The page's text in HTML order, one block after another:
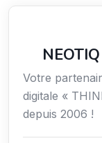
NEOTIQ
Votre
digitale «
depuis 2006 !